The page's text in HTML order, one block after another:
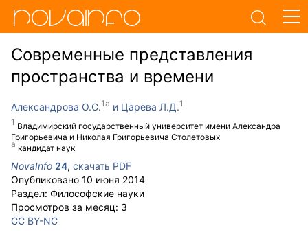
Современные представления
пространства и времени
Александрова О.С.
Владимирский государственный университет имени Александра
Григорьевича и Николая Григорьевича Столетовых
кандидат наук
Царёва Л.Д.
NovaInfo 24, скачать PDF
Опубликовано 10 июня 2014
Раздел: Философские науки
Просмотров за месяц: 3
CC BY-NC